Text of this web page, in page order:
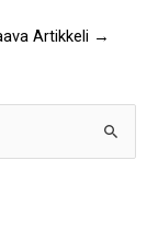
Artikkeli →